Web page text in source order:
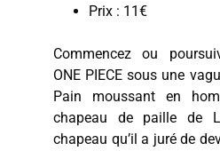
Prix : 11€
Commencez ou
ONE PIECE sous une
Pain moussant en
chapeau de paille de
chapeau qu’il a juré de